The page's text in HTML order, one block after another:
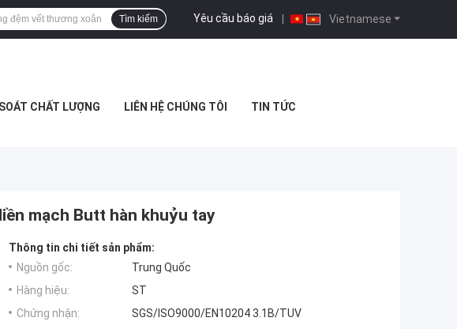
Vietnamese
Yêu cầu báo giá |
Tìm kiếm
CHẤT LƯỢNG LIÊN HỆ CHÚNG TÔI TIN TỨC
mạch Butt hàn khuỷu tay
Thông tin chi tiết sản phẩm:
Nguồn gốc:
Trung Quốc
Hàng hiệu:
ST
Chứng nhận:
SGS/ISO9000/EN10204 3.1B/TUV